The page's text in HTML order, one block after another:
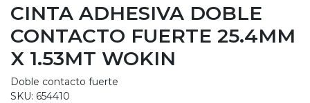
CINTA ADHESIVA DOBLE
CONTACTO FUERTE 25.4MM
X 1.53MT WOKIN
Doble contacto fuerte
SKU: 654410